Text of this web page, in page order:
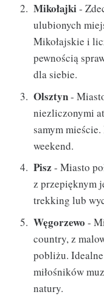
Mikołajki-
ulubionych
Mikołajskie i
pewnością
dla siebie.
Olsztyn-
niezliczonymi
samym
weekend.
Pisz - Miasto
z przepięknym
trekking lub
Węgorzewo -
country, z
pobliżu.
miłośników
natury.